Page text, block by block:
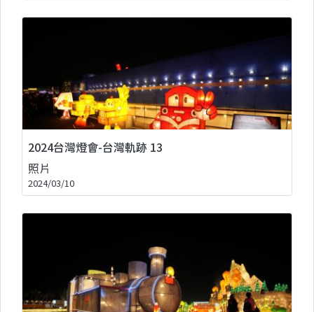
2024台灣燈會-台灣軌跡 13
照片
2024/03/10